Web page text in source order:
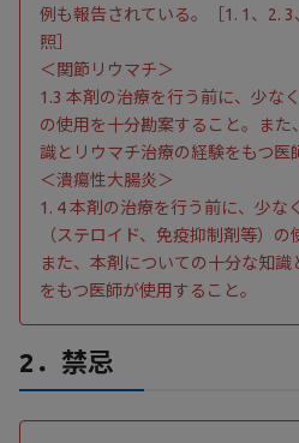
例も報告されている。［1. 1、2. 3
照］
＜関節リウマチ＞
1.3 本剤の治療を行う前に、少な
の使用を十分勘案すること。また
識とリウマチ治療の経験をもつ医
＜潰瘍性大腸炎＞
1. 4 本剤の治療を行う前に、少な
（ステロイド、免疫抑制剤等）の
また、本剤についての十分な知
をもつ医師が使用すること。
2．禁忌